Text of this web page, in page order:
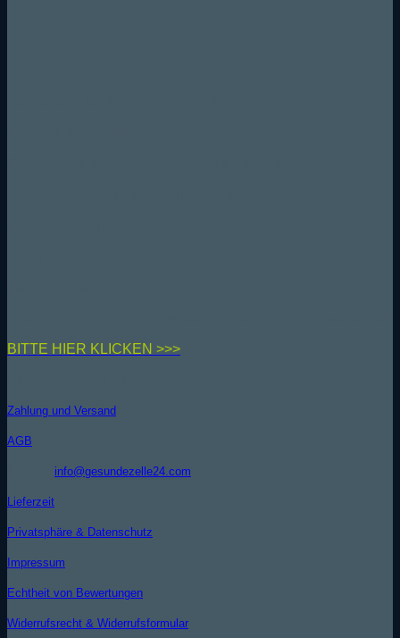
BITTE HIER KLICKEN >>>
Zahlung und Versand
AGB
info@gesundezelle24.com
Lieferzeit
Privatsphäre & Datenschutz
Impressum
Echtheit von Bewertungen
Widerrufsrecht & Widerrufsformular